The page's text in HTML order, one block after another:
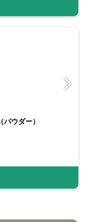
ウダー）